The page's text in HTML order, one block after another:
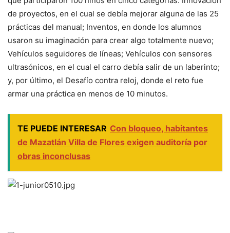
de proyectos, en el cual se debía mejorar alguna de las 25
prácticas del manual; Inventos, en donde los alumnos
usaron su imaginación para crear algo totalmente nuevo;
Vehículos seguidores de líneas; Vehículos con sensores
ultrasónicos, en el cual el carro debía salir de un laberinto;
y, por último, el Desafío contra reloj, donde el reto fue
armar una práctica en menos de 10 minutos.
TE PUEDE INTERESAR Con bloqueo, habitantes
de Mazatlán Villa de Flores exigen auditoría por
obras inconclusas